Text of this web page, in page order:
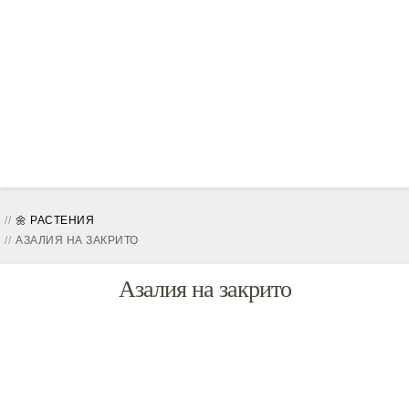
🌼 РАСТЕНИЯ
АЗАЛИЯ НА ЗАКРИТО
Азалия на закрито